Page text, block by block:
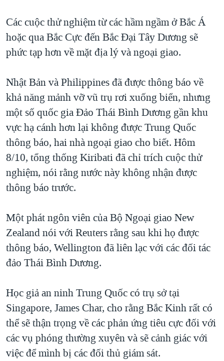
Các cuộc thử nghiệm từ các hầm ngầm ở Bắc Á
hoặc qua Bắc Cực đến Bắc Đại Tây Dương sẽ
phức tạp hơn về mặt địa lý và ngoại giao.
Nhật Bản và Philippines đã được thông báo về
khả năng mảnh vỡ vũ trụ rơi xuống biển, nhưng
một số quốc gia Đảo Thái Bình Dương gần khu
vực hạ cánh hơn lại không được Trung Quốc
thông báo, hai nhà ngoại giao cho biết. Hôm
8/10, tổng thống Kiribati đã chỉ trích cuộc thử
nghiệm, nói rằng nước này không nhận được
thông báo trước.
Một phát ngôn viên của Bộ Ngoại giao New
Zealand nói với Reuters rằng sau khi họ được
thông báo, Wellington đã liên lạc với các đối tác
đảo Thái Bình Dương.
Học giả an ninh Trung Quốc có trụ sở tại
Singapore, James Char, cho rằng Bắc Kinh rất có
thể sẽ thận trọng về các phản ứng tiêu cực đối với
các vụ phóng thường xuyên và sẽ cảnh giác với
việc để mình bị các đối thủ giám sát.